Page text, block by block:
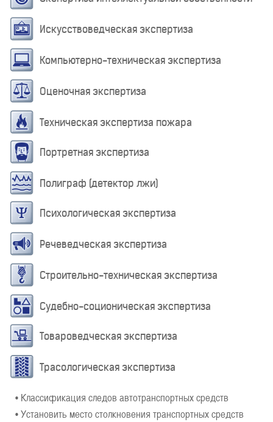
Искусствоведческая экспертиза
Компьютерно-техническая экспертиза
Оценочная экспертиза
Техническая экспертиза пожара
Портретная экспертиза
Полиграф (детектор лжи)
Психологическая экспертиза
Речеведческая экспертиза
Строительно-техническая экспертиза
Судебно-соционическая экспертиза
Товароведческая экспертиза
Трасологическая экспертиза
• Классификация следов автотранспортных средств
• Установить место столкновения транспортных средств